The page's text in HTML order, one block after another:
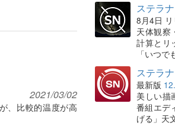
2021/03/02
、比較的温度が高
ステラ
8月4日 リ
天体観察
計算とリ
「いつで
ステラ
最新版
美しい描
番組エデ
げる」天